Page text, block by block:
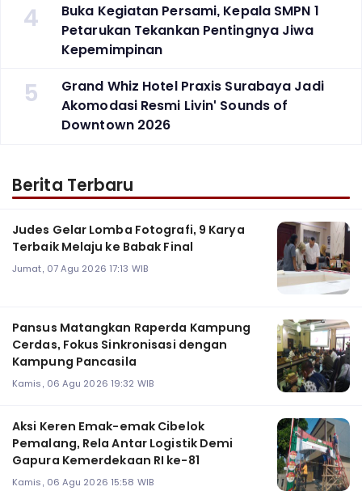
4
Buka Kegiatan Persami, Kepala SMPN 1
Petarukan Tekankan Pentingnya Jiwa
Kepemimpinan
5
Grand Whiz Hotel Praxis Surabaya Jadi
Akomodasi Resmi Livin' Sounds of
Downtown 2026
Berita Terbaru
Judes Gelar Lomba Fotografi, 9 Karya
Terbaik Melaju ke Babak Final
Jumat, 07 Agu 2026 17:13 WIB
Pansus Matangkan Raperda Kampung
Cerdas, Fokus Sinkronisasi dengan
Kampung Pancasila
Kamis, 06 Agu 2026 19:32 WIB
Aksi Keren Emak-emak Cibelok
Pemalang, Rela Antar Logistik Demi
Gapura Kemerdekaan RI ke-81
Kamis, 06 Agu 2026 15:58 WIB